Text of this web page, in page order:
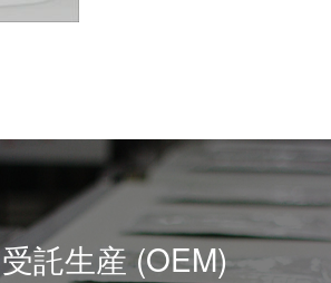
受託生産 (OEM)